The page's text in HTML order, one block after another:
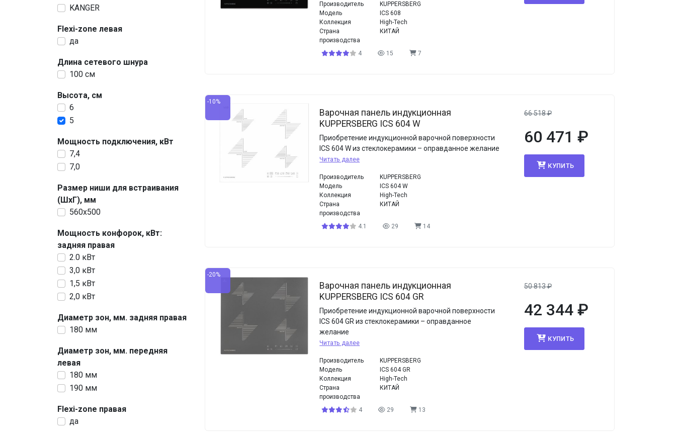
KANGER
Flexi-zone левая
да
Длина сетевого шнура
100 см
Высота, см
6
5
Мощность подключения, кВт
7,4
7,0
Размер ниши для встраивания
(ШхГ), мм
560х500
Мощность конфорок, кВт:
задняя правая
2.0 кВт
3,0 кВт
1,5 кВт
2,0 кВт
Диаметр зон, мм. задняя правая
180 мм
Диаметр зон, мм. передняя
левая
180 мм
190 мм
Flexi-zone правая
да
Производитель
KUPPERSBERG
Модель
ICS 608
Коллекция
High-Tech
Страна
производства
КИТАЙ
4 15 7
-10%
Варочная панель индукционная
KUPPERSBERG ICS 604 W
Приобретение индукционной варочной поверхности
ICS 604 W из стеклокерамики – оправданное желание
Читать далее
Производитель
KUPPERSBERG
Модель
ICS 604 W
Коллекция
High-Tech
Страна
производства
КИТАЙ
4.1 29 14
66 518₽
60 471 ₽
КУПИТЬ
-20%
Варочная панель индукционная
KUPPERSBERG ICS 604 GR
Приобретение индукционной варочной поверхности
ICS 604 GR из стеклокерамики – оправданное
желание
Читать далее
Производитель
KUPPERSBERG
Модель
ICS 604 GR
Коллекция
High-Tech
Страна
производства
КИТАЙ
4 29 13
50 813₽
42 344 ₽
КУПИТЬ